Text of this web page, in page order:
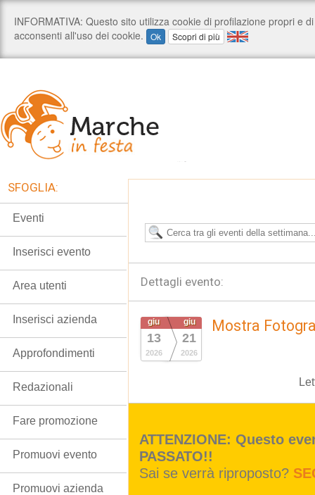
Dettagli evento:
giu
13
2026
giu
21
2026
Mostra
ATTENZIONE: Questo
PASSATO!!
Sai se verrà riproposto?
SFOGLIA:
Eventi
Inserisci evento
Area utenti
Inserisci azienda
Approfondimenti
Redazionali
Fare promozione
Promuovi evento
Promuovi azienda